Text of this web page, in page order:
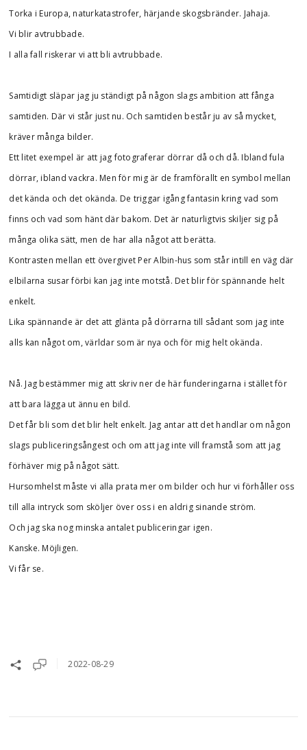
Torka i Europa, naturkatastrofer, härjande skogsbränder. Jahaja.
Vi blir avtrubbade.
I alla fall riskerar vi att bli avtrubbade.
Samtidigt släpar jag ju ständigt på någon slags ambition att fånga
samtiden. Där vi står just nu. Och samtiden består ju av så mycket,
kräver många bilder.
Ett litet exempel är att jag fotograferar dörrar då och då. Ibland fula
dörrar, ibland vackra. Men för mig är de framförallt en symbol mellan
det kända och det okända. De triggar igång fantasin kring vad som
finns och vad som hänt där bakom. Det är naturligtvis skiljer sig på
många olika sätt, men de har alla något att berätta.
Kontrasten mellan ett övergivet Per Albin-hus som står intill en väg där
elbilarna susar förbi kan jag inte motstå. Det blir för spännande helt
enkelt.
Lika spännande är det att glänta på dörrarna till sådant som jag inte
alls kan något om, världar som är nya och för mig helt okända.
Nå. Jag bestämmer mig att skriv ner de här funderingarna i stället för
att bara lägga ut ännu en bild.
Det får bli som det blir helt enkelt. Jag antar att det handlar om någon
slags publiceringsångest och om att jag inte vill framstå som att jag
förhäver mig på något sätt.
Hursomhelst måste vi alla prata mer om bilder och hur vi förhåller oss
till alla intryck som sköljer över oss i en aldrig sinande ström.
Och jag ska nog minska antalet publiceringar igen.
Kanske. Möjligen.
Vi får se.
2022-08-29